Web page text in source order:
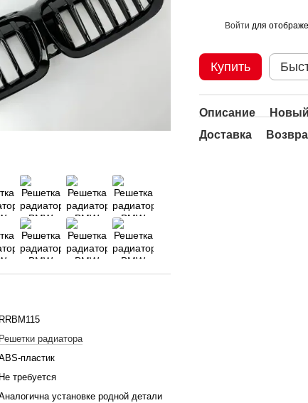
RRBM115
Решетки радиатора
пластик
Не требуется
установке родной детали
Войти для
Купить
Описание
Доставка